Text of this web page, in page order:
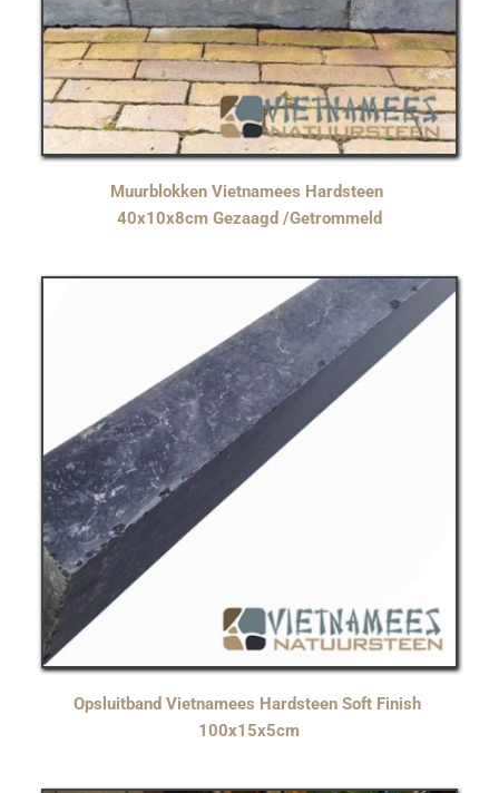
Muurblokken Vietnamees Hardsteen
40x10x8cm Gezaagd /Getrommeld
Opsluitband Vietnamees Hardsteen Soft Finish
100x15x5cm